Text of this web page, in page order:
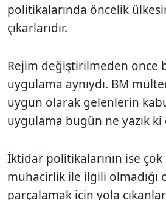
politikalarında öncelik
çıkarlarıdır.
Rejim değiştirilmeden önce
uygulama aynıydı. BM
uygun olarak gelenlerin
uygulama bugün ne yazık
İktidar politikalarının ise
muhacirlik ile ilgili olmadığı
parçalamak için yola